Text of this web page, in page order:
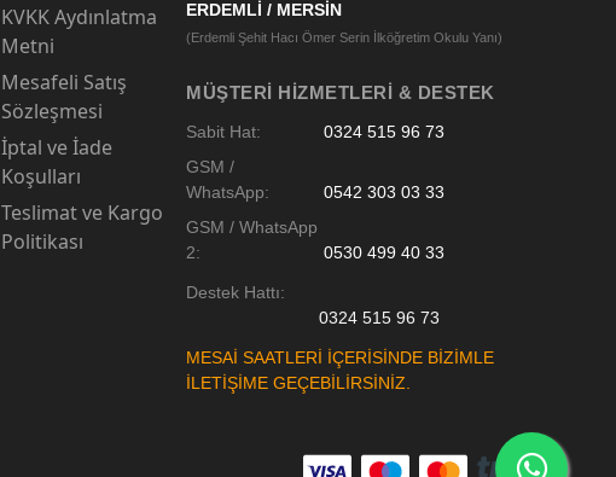
KVKK Aydınlatma
Metni
Mesafeli Satış
Sözleşmesi
İptal ve İade
Koşulları
Teslimat ve Kargo
Politikası
ERDEMLİ / MERSİN
(Erdemli Şehit Hacı Ömer Serin İlköğretim Okulu Yanı)
MÜŞTERI HIZMETLERI & DESTEK
Sabit Hat:
0324 515 96 73
GSM /
WhatsApp:
0542 303 03 33
GSM / WhatsApp
2:
0530 499 40 33
Destek Hattı:
0324 515 96 73
MESAİ SAATLERİ İÇERİSİNDE BİZİMLE
İLETİŞİME GEÇEBİLİRSİNİZ.